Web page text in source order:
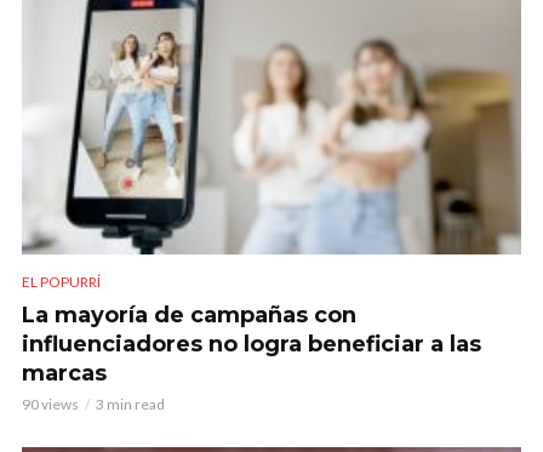
EL POPURRÍ
La mayoría de campañas con
influenciadores no logra beneficiar a las
marcas
90 views 3 min read